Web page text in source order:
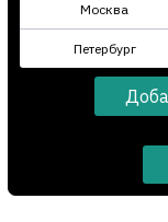
Москва
Петербург